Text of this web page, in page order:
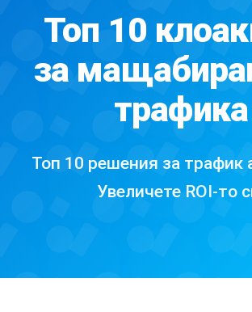
Топ 10
за
трафика
Топ 10 решения за трафик
Увеличете ROI-то